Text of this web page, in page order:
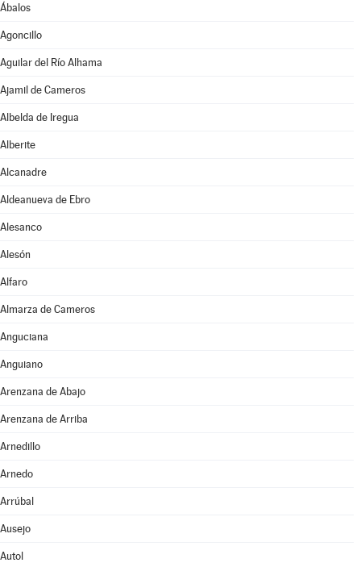
Ábalos
Agoncillo
Aguilar del Río Alhama
Ajamil de Cameros
Albelda de Iregua
Alberite
Alcanadre
Aldeanueva de Ebro
Alesanco
Alesón
Alfaro
Almarza de Cameros
Anguciana
Anguiano
Arenzana de Abajo
Arenzana de Arriba
Arnedillo
Arnedo
Arrúbal
Ausejo
Autol